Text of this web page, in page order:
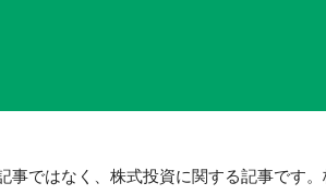
ではなく、株式投資に関する記事です